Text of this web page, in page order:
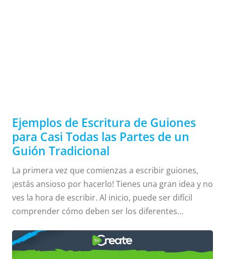
de Guiones
para Casi
Todas las
Ejemplos de Escritura de Guiones
para Casi Todas las Partes de un
Guión Tradicional
La primera vez que comienzas a escribir guiones,
¡estás ansioso por hacerlo! Tienes una gran idea y no
ves la hora de escribir. Al inicio, puede ser difícil
comprender cómo deben ser los diferentes
presento 5 ejemplos de escritura de guiones para
las partes clave de un guión tradicional. Portada: tu
CÓMO